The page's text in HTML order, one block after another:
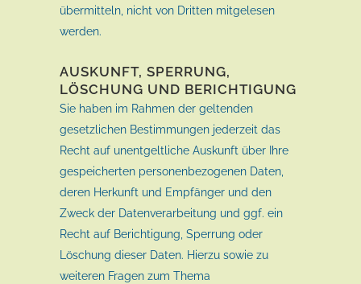
übermitteln, nicht von Dritten mitgelesen
werden.
AUSKUNFT, SPERRUNG,
LÖSCHUNG UND BERICHTIGUNG
Sie haben im Rahmen der geltenden
gesetzlichen Bestimmungen jederzeit das
Recht auf unentgeltliche Auskunft über Ihre
gespeicherten personenbezogenen Daten,
deren Herkunft und Empfänger und den
Zweck der Datenverarbeitung und ggf. ein
Recht auf Berichtigung, Sperrung oder
Löschung dieser Daten. Hierzu sowie zu
weiteren Fragen zum Thema